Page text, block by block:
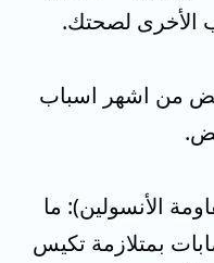
الأخرى لصحتك.
من اشهر اسباب
الأنسولين): ما
بمتلازمة تكيس